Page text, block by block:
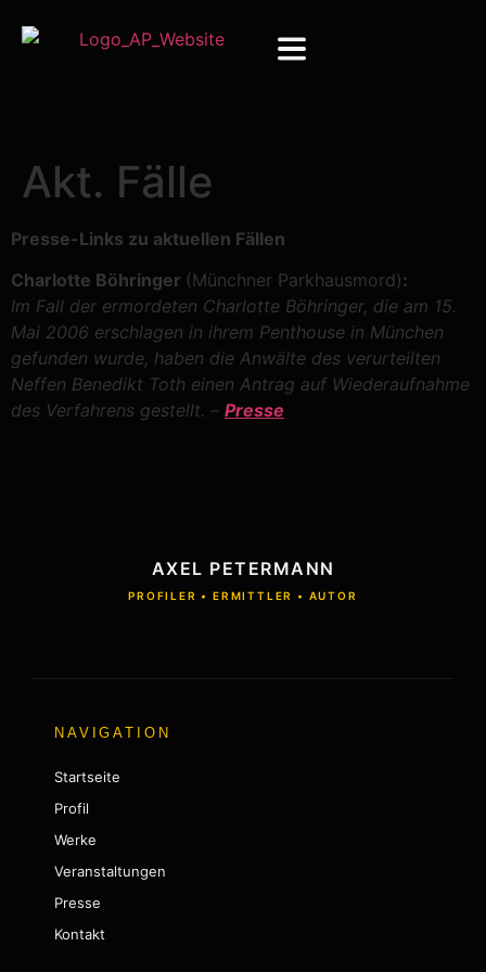
Akt. Fälle
Presse-Links zu aktuellen Fällen
Charlotte Böhringer (Münchner Parkhausmord):
Im Fall der ermordeten Charlotte Böhringer, die am 15.
Mai 2006 erschlagen in ihrem Penthouse in München
gefunden wurde, haben die Anwälte des verurteilten
Neffen Benedikt Toth einen Antrag auf Wiederaufnahme
des Verfahrens gestellt. – Presse
AXEL PETERMANN
PROFILER • ERMITTLER • AUTOR
NAVIGATION
Startseite
Profil
Werke
Veranstaltungen
Presse
Kontakt